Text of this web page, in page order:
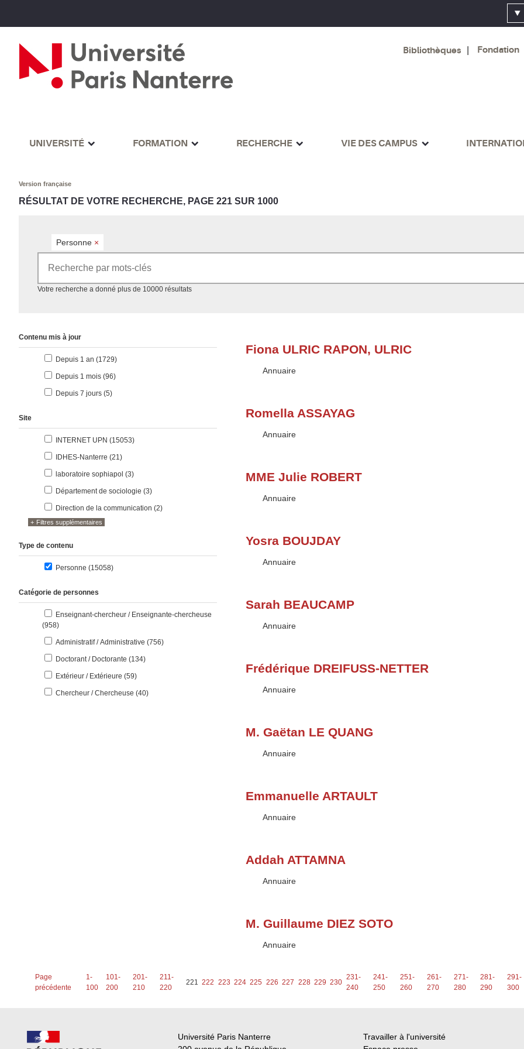
Bibliothèques Fondation
UNIVERSITÉ FORMATION RECHERCHE VIE DES CAMPUS
Version française
RÉSULTAT DE VOTRE RECHERCHE, PAGE 221 SUR 1000
Personne ×
Votre recherche a donné plus de 10000 résultatsAccéder aux résultats
Contenu mis à jour
Depuis 1 an (1729résultats
)
Depuis 1 mois (96résultats
)
Depuis 7 jours (5résultats
)
Site
INTERNET UPN (15053résultats
)
IDHES-Nanterre (21résultats
)
laboratoire sophiapol (3résultats
)
Département de sociologie (3résultats
)
Direction de la communication (2résultats
)
Filtres supplémentaires
Type de contenu
Personne (15058résultats
)
Catégorie de personnes
Enseignant-chercheur / Enseignante-chercheuse
(958résultats
)
Administratif / Administrative (756résultats
)
Doctorant / Doctorante (134résultats
)
Extérieur / Extérieure (59résultats
)
Chercheur / Chercheuse (40résultats
)
Fiona ULRIC RAPON, ULRIC
Type :
Annuaire
Romella ASSAYAG
Type :
Annuaire
MME Julie ROBERT
Type :
Annuaire
Yosra BOUJDAY
Type :
Annuaire
Sarah BEAUCAMP
Type :
Annuaire
Frédérique DREIFUSS-NETTER
Type :
Annuaire
M. Gaëtan LE QUANG
Type :
Annuaire
Emmanuelle ARTAULT
Type :
Annuaire
Addah ATTAMNA
Type :
Annuaire
M. Guillaume DIEZ SOTO
Type :
Annuaire
Page
précédente
1-
100
101-
200
201-
210
211-
220
221 222 223 224 225 226 227 228 229 230
231-
240
241-
250
251-
260
261-
270
271-
280
281-
290
291-
300
Université Paris Nanterre
Travailler à l'université